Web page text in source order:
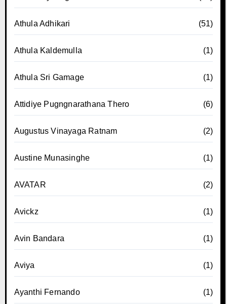
Athula Adhikari (51)
Athula Kaldemulla (1)
Athula Sri Gamage (1)
Attidiye Pugngnarathana Thero (6)
Augustus Vinayaga Ratnam (2)
Austine Munasinghe (1)
AVATAR (2)
Avickz (1)
Avin Bandara (1)
Aviya (1)
Ayanthi Fernando (1)